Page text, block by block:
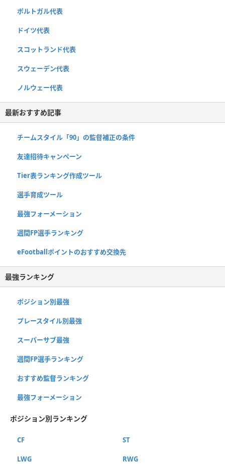
ポルトガル代表
ドイツ代表
スコットランド代表
スウェーデン代表
ノルウェー代表
最新おすすめ記事
チームスタイル「90」の監督補正の条件
友達招待キャンペーン
Tier表ランキング作成ツール
選手育成ツール
最強フォーメーション
週間FP選手ランキング
eFootballポイントのおすすめ交換先
最強ランキング
ポジション別最強
プレースタイル別最強
スーパーサブ最強
週間FP選手ランキング
おすすめ監督ランキング
最強フォーメーション
ポジション別ランキング
CF ST
LWG RWG